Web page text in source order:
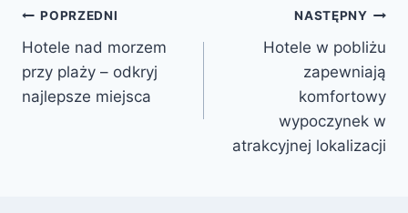
Nawigacja
wpisu
POPRZEDNI
Hotele nad morzem
przy plaży – odkryj
najlepsze miejsca
NASTĘPNY
Hotele w pobliżu
zapewniają
komfortowy
wypoczynek w
atrakcyjnej lokalizacji